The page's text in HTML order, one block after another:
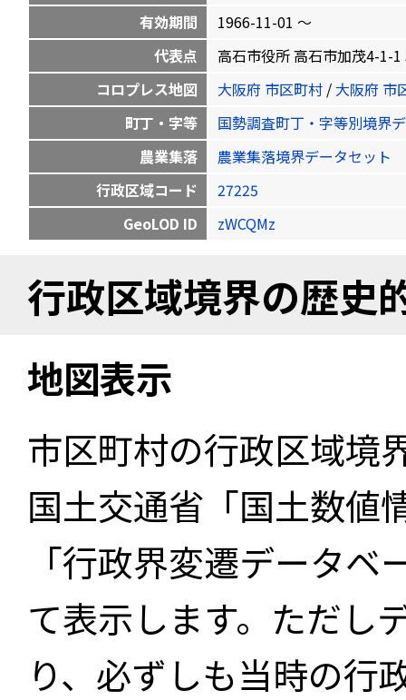
有効期間
1966-11-01 〜
代表点
高石市役所 高石市加茂4-1-
コロプレス地図
大阪府 市区町村 / 大阪府 市
町丁・字等
国勢調査町丁・字等別境界
農業集落
農業集落境界データセット
行政区域コード
27225
GeoLOD ID
zWCQMz
行政区域境界の歴史
地図表示
市区町村の行政区域境
国土交通省「国土数値
「行政界変遷データ
て表示します。ただし
り、必ずしも当時の行